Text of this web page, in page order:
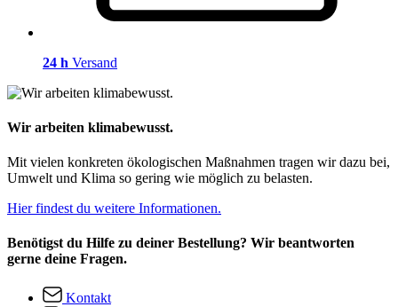
24 h Versand
Wir arbeiten klimabewusst.
Mit vielen konkreten ökologischen Maßnahmen tragen wir dazu bei,
Umwelt und Klima so gering wie möglich zu belasten.
Hier findest du weitere Informationen.
Benötigst du Hilfe zu deiner Bestellung? Wir beantworten
gerne deine Fragen.
Kontakt